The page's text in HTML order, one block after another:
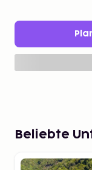
Beliebte